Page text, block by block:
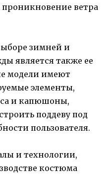
ветра
зимней и
является также ее
модели имеют
элементы,
и капюшоны,
поддеву под
пользователя.
и технологии,
костюма